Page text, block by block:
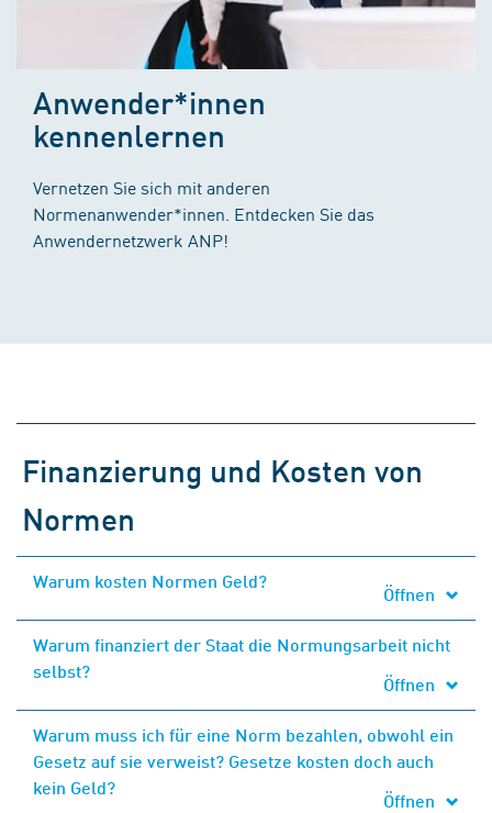
Anwender*innen
kennenlernen
Vernetzen Sie sich mit anderen
Normenanwender*innen. Entdecken Sie das
Anwendernetzwerk ANP!
Finanzierung und Kosten von
Normen
Warum kosten Normen Geld?
Öffnen
Warum finanziert der Staat die Normungsarbeit nicht
selbst?
Öffnen
Warum muss ich für eine Norm bezahlen, obwohl ein
Gesetz auf sie verweist? Gesetze kosten doch auch
kein Geld?
Öffnen